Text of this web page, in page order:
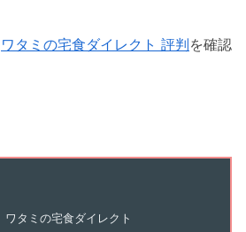
ワタミの宅食ダイレクト 評判を確認
ワタミの宅食ダイレクト